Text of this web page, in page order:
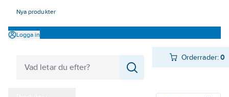
Nya produkter
Logga in
Orderrader:0